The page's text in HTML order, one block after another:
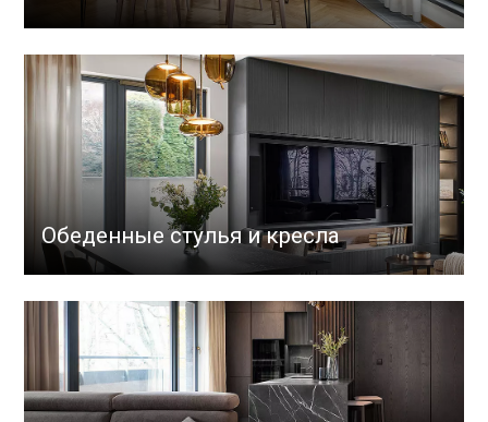
Обеденные стулья и кресла